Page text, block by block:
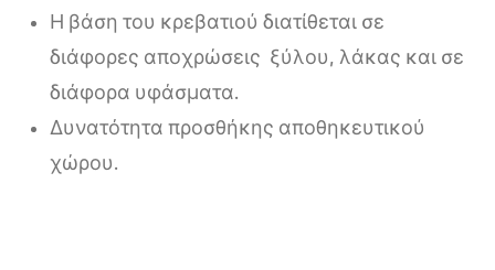
Η βάση του κρεβατιού διατίθεται σε
διάφορες αποχρώσεις ξύλου, λάκας και σε
διάφορα υφάσματα.
Δυνατότητα προσθήκης αποθηκευτικού
χώρου.